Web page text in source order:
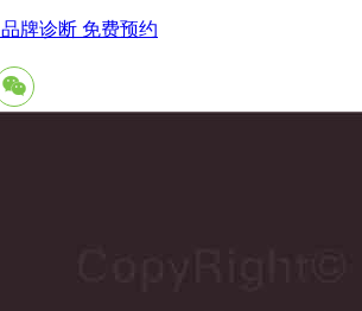
品牌诊断 免费预约